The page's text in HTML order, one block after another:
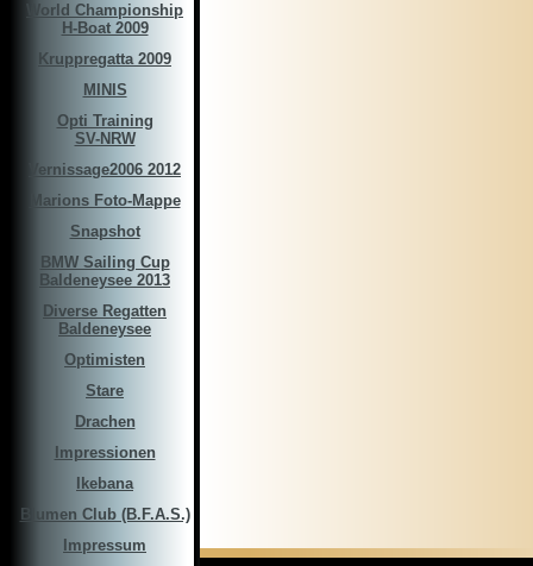
World Championship
H-Boat 2009
Kruppregatta 2009
MINIS
Opti Training
SV-NRW
Vernissage2006 2012
Marions Foto-Mappe
Snapshot
BMW Sailing Cup
Baldeneysee 2013
Diverse Regatten
Baldeneysee
Optimisten
Stare
Drachen
Impressionen
Ikebana
Blumen Club (B.F.A.S.)
Impressum